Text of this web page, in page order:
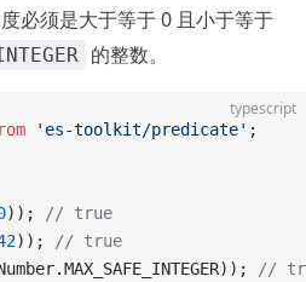
必须是大于等于 0 且小于等于
的整数。
typescript
'es-toolkit/predicate' ;
));
// true
));
// true
//